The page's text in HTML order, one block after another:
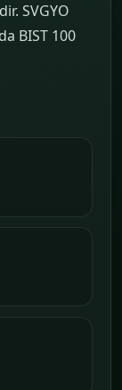
SVGYO
BIST 100